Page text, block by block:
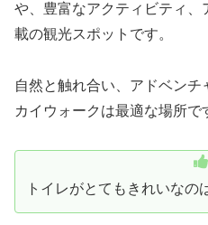
や、豊富なアクティビティ
載の観光スポットです。
自然と触れ合い、アドベン
カイウォークは最適な場所で
トイレがとてもきれいなの